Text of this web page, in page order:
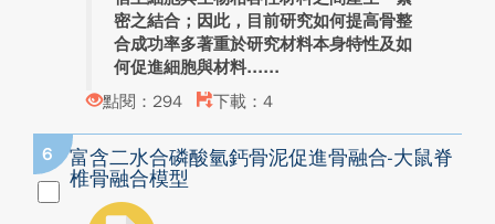
密之結合；因此，目前研究如何提高骨整
合成功率多著重於研究材料本身特性及如
何促進細胞與材料...
點閱：294
下載：4
6
富含二水合磷酸氫鈣骨泥促進骨融合-大鼠脊
椎骨融合模型